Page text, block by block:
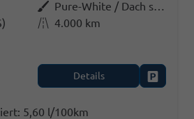
Außenfarbe
Pure-White / Dach schwarz
Kilometerstand4.000 km
Details
5,60 l/100km